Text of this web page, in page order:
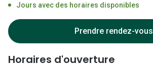
Jours avec des horaires disponibles
Prendre rendez-vous
Horaires d'ouverture